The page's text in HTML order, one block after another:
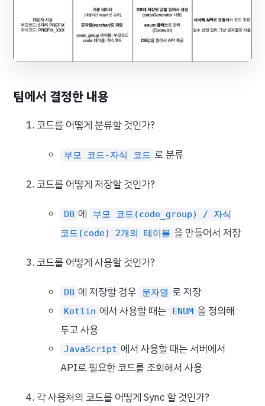
팀에서 결정한 내용
코드를 어떻게 분류할 것인가?
부모 코드-자식 코드 로 분류
코드를 어떻게 저장할 것인가?
DB 에
부모 코드(code_group) / 자식
코드(code) 2개의 테이블 을 만들어서 저장
코드를 어떻게 사용할 것인가?
DB 에 저장할 경우 문자열 로 저장
Kotlin 에서 사용할 때는 ENUM 을 정의해
두고 사용
JavaScript 에서 사용할 때는 서버에서
API로 필요한 코드를 조회해서 사용
각 사용처의 코드를 어떻게 Sync 할 것인가?